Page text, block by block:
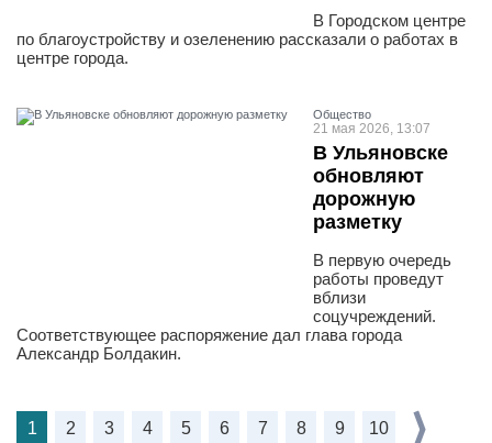
В Городском центре
по благоустройству и озеленению рассказали о работах в
центре города.
Общество
21 мая 2026, 13:07
В Ульяновске
обновляют
дорожную
разметку
В первую очередь
работы проведут
вблизи
соцучреждений.
Соответствующее распоряжение дал глава города
Александр Болдакин.
1 2 3 4 5 6 7 8 9 10